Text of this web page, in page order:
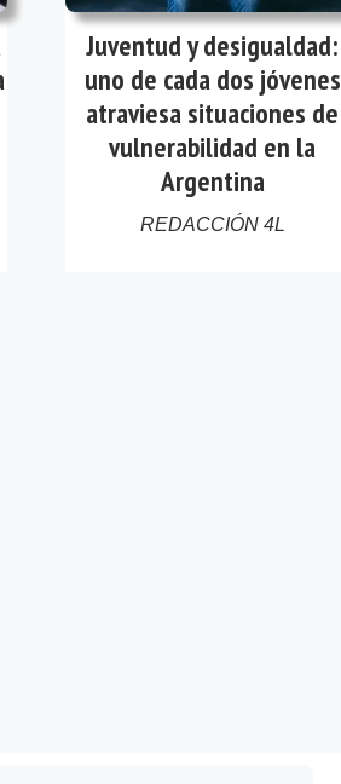
Juventud y desigualdad:
uno de cada dos jóvenes
atraviesa situaciones de
vulnerabilidad en la
Argentina
REDACCIÓN 4L